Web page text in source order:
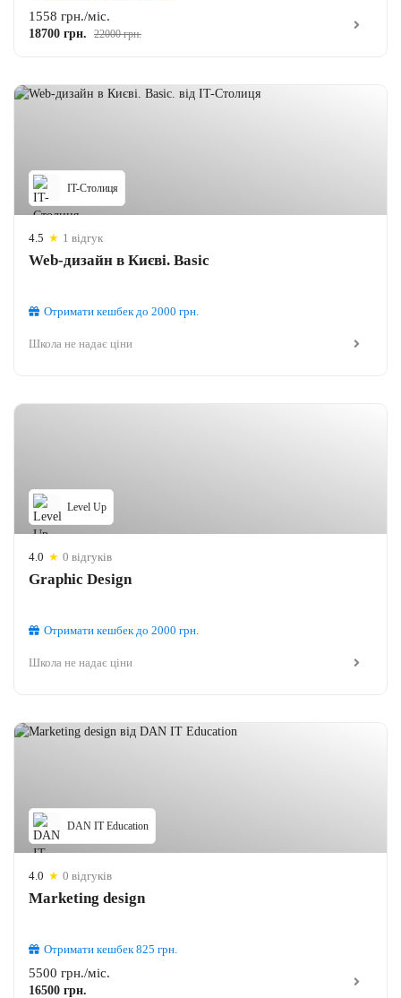
1558 грн./міс.
18700 грн. 22000 грн.
IT-Столиця
4.5 ★ 1 відгук
Web-дизайн в Києві. Basic
Отримати кешбекдо 2000 грн.
Школа не надає ціни
Level Up
4.0 ★ 0 відгуків
Graphic Design
Отримати кешбекдо 2000 грн.
Школа не надає ціни
DAN IT Education
4.0 ★ 0 відгуків
Marketing design
Отримати кешбек825 грн.
5500 грн./міс.
16500 грн.